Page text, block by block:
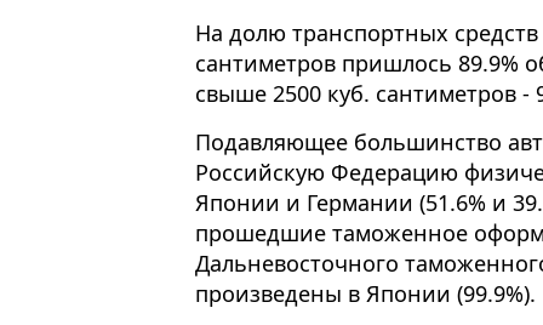
На долю транспортных
сантиметров пришлось 89.9%
свыше 2500 куб. сантиметров -
Подавляющее большинство
Российскую Федерацию
Японии и Германии (51.6% и
прошедшие таможенное
Дальневосточного
произведены в Японии (99.9%).